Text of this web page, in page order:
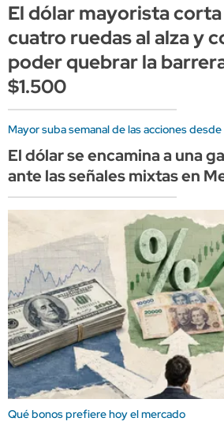
El dólar mayorista
cuatro ruedas al alza y
poder quebrar la
$1.500
Mayor suba semanal de las acciones
El dólar se encamina a una
ante las señales mixtas en
Qué bonos prefiere hoy el mercado